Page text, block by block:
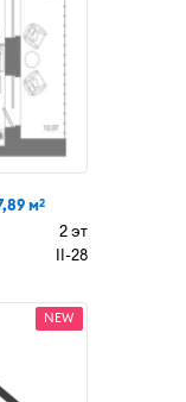
м2
2 эт
II-28
NEW